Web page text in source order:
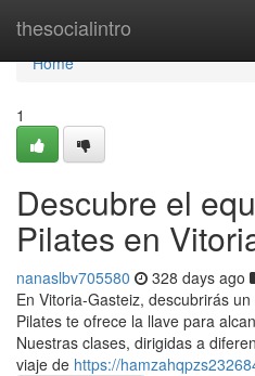
thesocialintro
Home
Home
1
Descubre el
Pilates en
nanaslbv705580 328 days ago
En Vitoria-Gasteiz, descubrirás
Pilates te ofrece la llave para
Nuestras clases, dirigidas a
viaje de https://